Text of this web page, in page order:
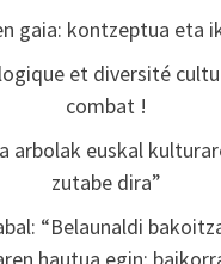
gaia: kontzeptua eta
et diversité
combat !
arbolak euskal
zutabe dira”
“Belaunaldi
hautua egin;